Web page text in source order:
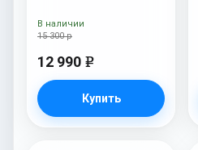
15 300 р
12 990 e
Купить
В наличии